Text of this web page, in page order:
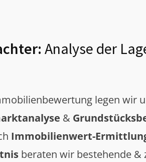
Analyse der
legen wir
&
Immobilienwert-
beraten wir bestehende